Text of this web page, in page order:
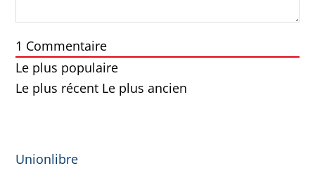
1 Commentaire
Le plus populaire
Le plus récent Le plus ancien
Unionlibre